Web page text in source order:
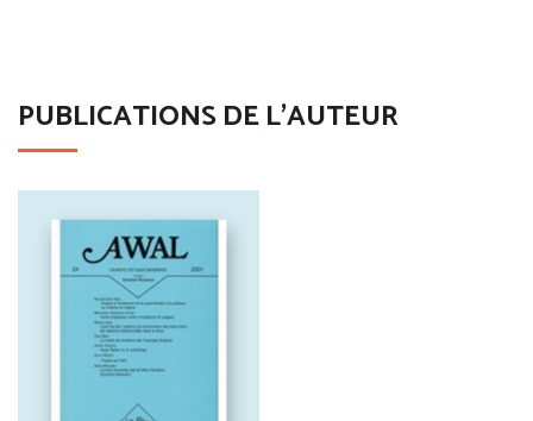
PUBLICATIONS DE L'AUTEUR